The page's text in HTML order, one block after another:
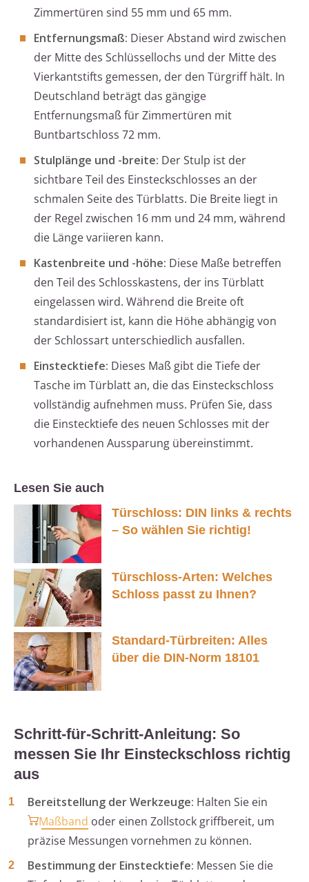
Zimmertüren sind 55 mm und 65 mm.
Entfernungsmaß: Dieser Abstand wird zwischen
der Mitte des Schlüssellochs und der Mitte des
Vierkantstifts gemessen, der den Türgriff hält. In
Deutschland beträgt das gängige
Entfernungsmaß für Zimmertüren mit
Buntbartschloss 72 mm.
Stulplänge und -breite: Der Stulp ist der
sichtbare Teil des Einsteckschlosses an der
schmalen Seite des Türblatts. Die Breite liegt in
der Regel zwischen 16 mm und 24 mm, während
die Länge variieren kann.
Kastenbreite und -höhe: Diese Maße betreffen
den Teil des Schlosskastens, der ins Türblatt
eingelassen wird. Während die Breite oft
standardisiert ist, kann die Höhe abhängig von
der Schlossart unterschiedlich ausfallen.
Einstecktiefe: Dieses Maß gibt die Tiefe der
Tasche im Türblatt an, die das Einsteckschloss
vollständig aufnehmen muss. Prüfen Sie, dass
die Einstecktiefe des neuen Schlosses mit der
vorhandenen Aussparung übereinstimmt.
Lesen Sie auch
Türschloss: DIN links & rechts
– So wählen Sie richtig!
Türschloss-Arten: Welches
Schloss passt zu Ihnen?
Standard-Türbreiten: Alles
über die DIN-Norm 18101
Schritt-für-Schritt-Anleitung: So
messen Sie Ihr Einsteckschloss richtig
aus
Bereitstellung der Werkzeuge: Halten Sie ein
Maßband oder einen Zollstock griffbereit, um
präzise Messungen vornehmen zu können.
Bestimmung der Einstecktiefe: Messen Sie die